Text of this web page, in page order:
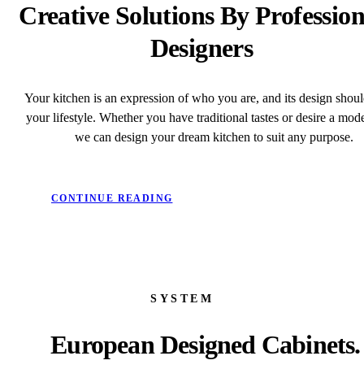
Creative Solutions By
Designers
Your kitchen is an expression of who you are, and its design
your lifestyle. Whether you have traditional tastes or desire a
we can design your dream kitchen to suit any purpose.
CONTINUE READING
SYSTEM
European Designed Cabinets.